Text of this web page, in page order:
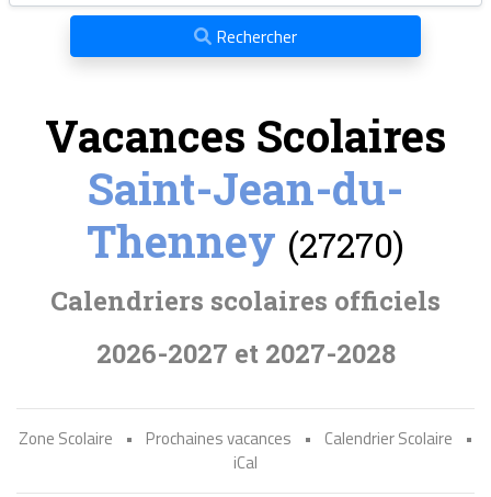
Rechercher
Vacances Scolaires
Saint-Jean-du-
Thenney (27270)
Calendriers scolaires officiels
2026-2027 et 2027-2028
Zone Scolaire • Prochaines vacances • Calendrier Scolaire
•
iCal